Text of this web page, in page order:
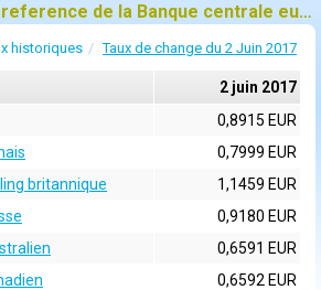
Taux de change de reference de la Banque centrale europeenne (BCE) pour 2 juin 2017
historiques Taux de change du 2 Juin 2017
2 juin 2017
0,8915 EUR
0,7999 EUR
britannique
1,1459 EUR
0,9180 EUR
0,6591 EUR
0,6592 EUR